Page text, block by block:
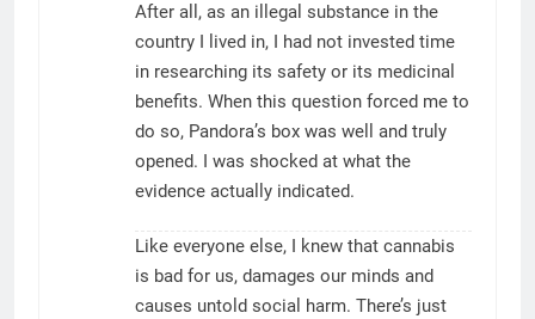
After all, as an illegal substance in the
country I lived in, I had not invested time
in researching its safety or its medicinal
benefits. When this question forced me to
do so, Pandora’s box was well and truly
opened. I was shocked at what the
evidence actually indicated.
Like everyone else, I knew that cannabis
is bad for us, damages our minds and
causes untold social harm. There’s just